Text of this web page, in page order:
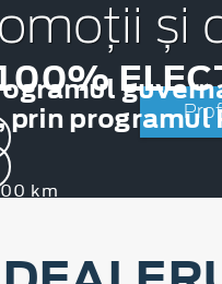
km
prin
și